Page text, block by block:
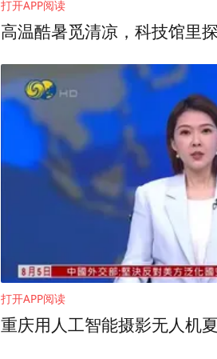
受访者供图
上述天涯社区前骨干员工透
一名内容编辑。5月31日公
此外，上述天涯社区前骨干
硬着头皮发了这份公告。他
打开APP阅读
高温酷暑觅清凉，科技馆里
打开APP阅读
重庆用人工智能摄影无人机